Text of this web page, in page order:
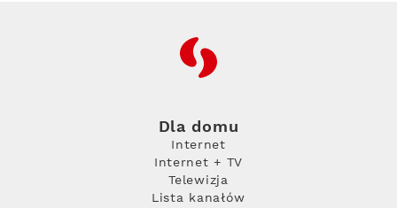
RFC
Dla domu
Internet
Internet + TV
Telewizja
Lista kanałów